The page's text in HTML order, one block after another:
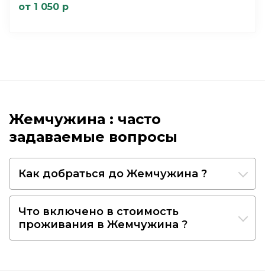
от 1 050 р
Жемчужина : часто
задаваемые вопросы
Как добраться до Жемчужина ?
Что включено в стоимость
проживания в Жемчужина ?